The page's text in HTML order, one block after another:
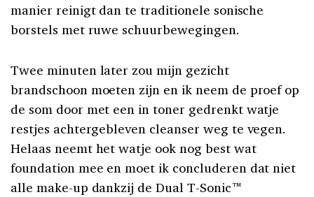
manier reinigt dan te traditionele sonische
borstels met ruwe schuurbewegingen.
Twee minuten later zou mijn gezicht
brandschoon moeten zijn en ik neem de proef op
de som door met een in toner gedrenkt watje
restjes achtergebleven cleanser weg te vegen.
Helaas neemt het watje ook nog best wat
foundation mee en moet ik concluderen dat niet
alle make-up dankzij de Dual T-Sonic™